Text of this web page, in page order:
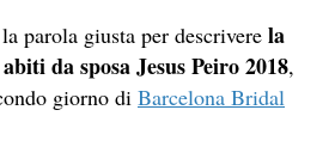
parola giusta per descrivere la
da sposa Jesus Peiro 2018,
giorno di Barcelona Bridal